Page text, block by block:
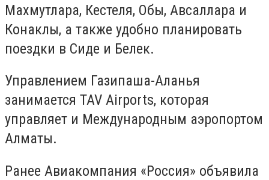
Махмутлара, Кестеля, Обы, Авсаллара и
Конаклы, а также удобно планировать
поездки в Сиде и Белек.
Управлением Газипаша-Аланья
занимается TAV Airports, которая
управляет и Международным аэропортом
Алматы.
Ранее Авиакомпания «Россия» объявила